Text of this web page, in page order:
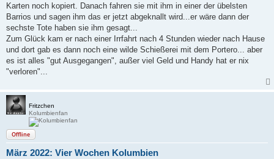
Karten noch kopiert. Danach fahren sie mit ihm in einer der übelsten
Barrios und sagen ihm das er jetzt abgeknallt wird...er wäre dann der
sechste Tote haben sie ihm gesagt...
Zum Glück kam er nach einer Irrfahrt nach 4 Stunden wieder nach Hause
und dort gab es dann noch eine wilde Schießerei mit dem Portero... aber
es ist alles "gut Ausgegangen", außer viel Geld und Handy hat er nix
"verloren"...
Fritzchen
Kolumbienfan
Offline
März 2022: Vier Wochen Kolumbien